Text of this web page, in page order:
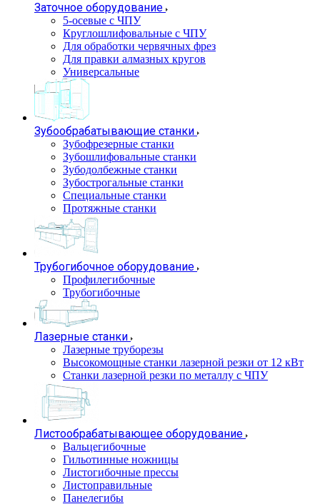
Заточное оборудование
5-осевые с ЧПУ
Круглошлифовальные с ЧПУ
Для обработки червячных фрез
Для правки алмазных кругов
Универсальные
Зубообрабатывающие станки
Зубофрезерные станки
Зубошлифовальные станки
Зубодолбежные станки
Зубострогальные станки
Специальные станки
Протяжные станки
Трубогибочное оборудование
Профилегибочные
Трубогибочные
Лазерные станки
Лазерные труборезы
Высокомощные станки лазерной резки от 12 кВт
Станки лазерной резки по металлу с ЧПУ
Листообрабатывающее оборудование
Вальцегибочные
Гильотинные ножницы
Листогибочные прессы
Листоправильные
Панелегибы